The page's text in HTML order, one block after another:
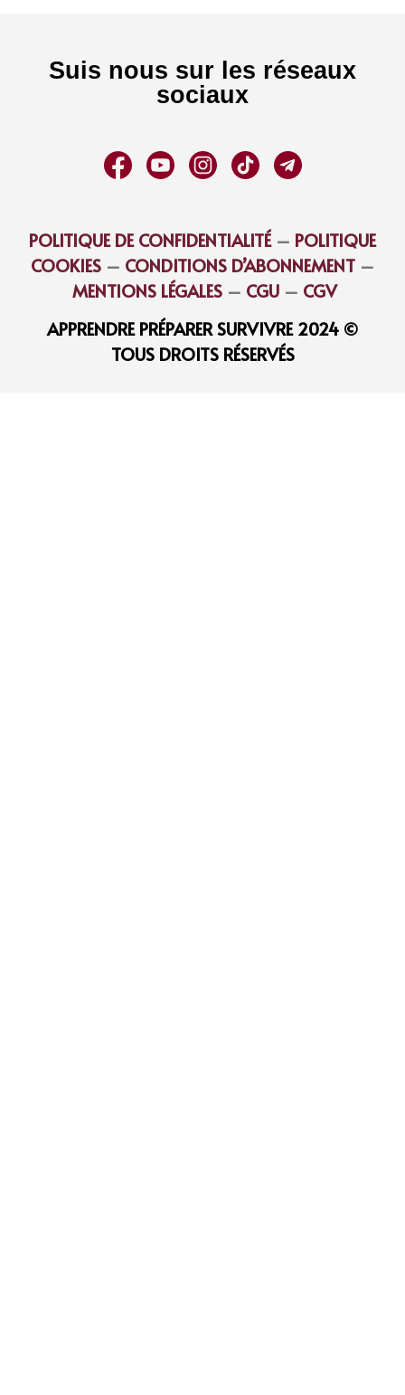
Suis nous sur les réseaux
sociaux
POLITIQUE DE CONFIDENTIALITÉ– POLITIQUE
COOKIES – CONDITIONS D’ABONNEMENT –
MENTIONS LÉGALES – CGU – CGV
APPRENDRE PRÉPARER SURVIVRE 2024 ©
TOUS DROITS RÉSERVÉS